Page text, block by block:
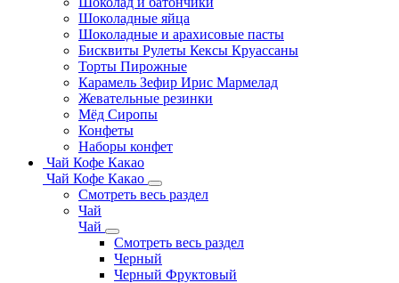
Шоколадные яйца
Шоколадные и арахисовые пасты
Бисквиты Рулеты Кексы Круассаны
Торты Пирожные
Карамель Зефир Ирис Мармелад
Жевательные резинки
Мёд Сиропы
Конфеты
Наборы конфет
Чай Кофе Какао
Чай Кофе Какао
Смотреть весь раздел
Чай
Чай
Смотреть весь раздел
Черный
Черный Фруктовый